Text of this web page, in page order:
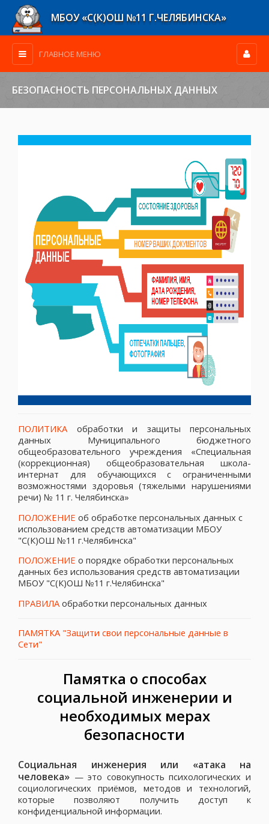
МБОУ «С(К)ОШ №11 Г.ЧЕЛЯБИНСКА»
ГЛАВНОЕ МЕНЮ
БЕЗОПАСНОСТЬ ПЕРСОНАЛЬНЫХ ДАННЫХ
ПОЛИТИКА обработки и защиты персональных
данных Муниципального бюджетного
общеобразовательного учреждения «Специальная
(коррекционная) общеобразовательная школа-
интернат для обучающихся с ограниченными
возможностями здоровья (тяжелыми нарушениями
речи) № 11 г. Челябинска»
ПОЛОЖЕНИЕ об обработке персональных данных с
использованием средств автоматизации МБОУ
"С(К)ОШ №11 г.Челябинска"
ПОЛОЖЕНИЕ о порядке обработки персональных
данных без использования средств автоматизации
МБОУ "С(К)ОШ №11 г.Челябинска"
ПРАВИЛА обработки персональных данных
ПАМЯТКА "Защити свои персональные данные в
Сети"
Памятка о способах
социальной инженерии и
необходимых мерах
безопасности
Социальная инженерия или «атака на
человека» — это совокупность психологических и
социологических приёмов, методов и технологий,
которые позволяют получить доступ к
конфиденциальной информации.